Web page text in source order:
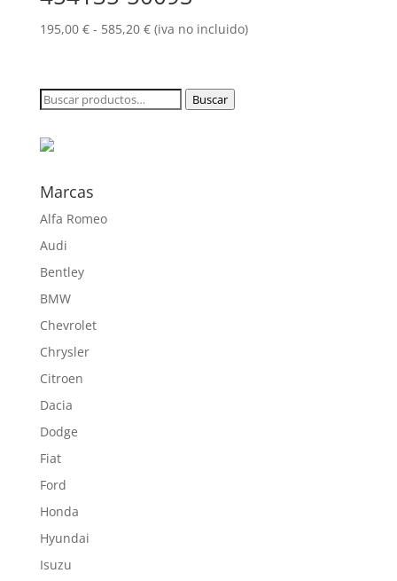
195,00 € - 585,20 €Rango
desde
195,00 €
(iva no incluido)
Buscar
Buscar
Marcas
Alfa Romeo
Audi
Bentley
BMW
Chevrolet
Chrysler
Citroen
Dacia
Dodge
Fiat
Ford
Honda
Hyundai
Isuzu